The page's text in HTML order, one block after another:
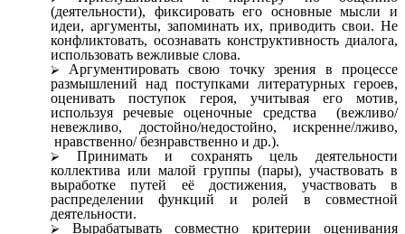
(деятельности), фиксировать его основные мысли и
идеи, аргументы, запоминать их, приводить свои. Не
конфликтовать, осознавать конструктивность диалога,
использовать вежливые слова.
Аргументировать свою точку зрения в процессе
размышлений над поступками литературных героев,
оценивать поступок героя, учитывая его мотив,
используя речевые оценочные средства (вежливо/
невежливо, достойно/недостойно, искренне/лживо,
нравственно/ безнравственно и др.).
Принимать и сохранять цель деятельности
коллектива или малой группы (пары), участвовать в
выработке путей её достижения, участвовать в
распределении функций и ролей в совместной
деятельности.
Вырабатывать совместно критерии оценивания